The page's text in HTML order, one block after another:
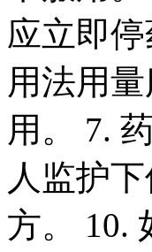
应立即
用法用
用。
7.
人监护下
方。
10.